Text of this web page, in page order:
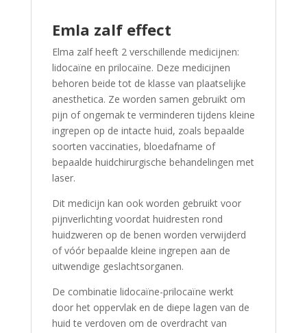
Emla zalf effect
Elma zalf heeft 2 verschillende medicijnen:
lidocaïne en prilocaïne. Deze medicijnen
behoren beide tot de klasse van plaatselijke
anesthetica. Ze worden samen gebruikt om
pijn of ongemak te verminderen tijdens kleine
ingrepen op de intacte huid, zoals bepaalde
soorten vaccinaties, bloedafname of
bepaalde huidchirurgische behandelingen met
laser.
Dit medicijn kan ook worden gebruikt voor
pijnverlichting voordat huidresten rond
huidzweren op de benen worden verwijderd
of vóór bepaalde kleine ingrepen aan de
uitwendige geslachtsorganen.
De combinatie lidocaïne-prilocaïne werkt
door het oppervlak en de diepe lagen van de
huid te verdoven om de overdracht van